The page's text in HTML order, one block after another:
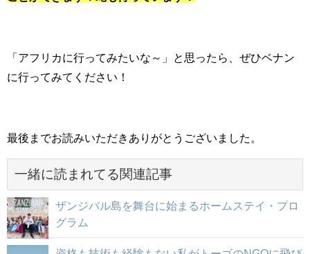
「アフリカに行ってみたいな～」と思ったら、ぜひベナン
に行ってみてください！
最後までお読みいただきありがとうございました。
一緒に読まれてる関連記事
ザンジバル島を舞台に始まるホームステイ・プロ
グラム